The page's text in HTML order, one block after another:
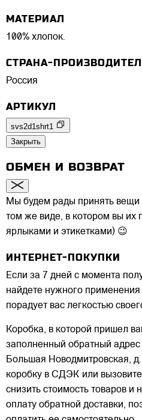
МАТЕРИАЛ
100% хлопок.
СТРАНА-
Россия
АРТИКУЛ
svs2d1shrt1
Закрыть
ОБМЕН И ВОЗВРАТ
Мы будем рады принять вещи
том же виде, в котором вы их
ярлыками и этикетками) 😉
ИНТЕРНЕТ-ПОКУПКИ
Если за 7 дней с момента
найдете нужного
порадует вас легкостью
Коробка, в которой пришел
заполненный обратный
Большая Новодмитровская,
коробку в СДЭК или
снизить стоимость товаров и
оплату обратной доставки,